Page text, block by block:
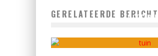
GERELATEERDE TE CREËREN